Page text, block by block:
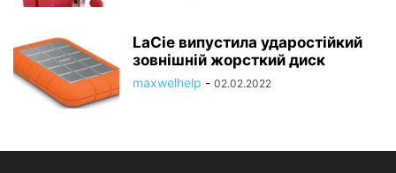
LaCie випустила ударостійкий
зовнішній жорсткий диск
maxwelhelp - 02.02.2022